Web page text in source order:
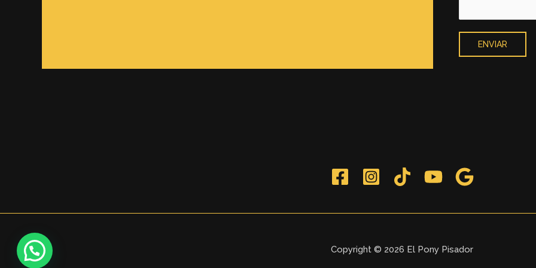
ENVIAR
Copyright © 2026 El Pony Pisador